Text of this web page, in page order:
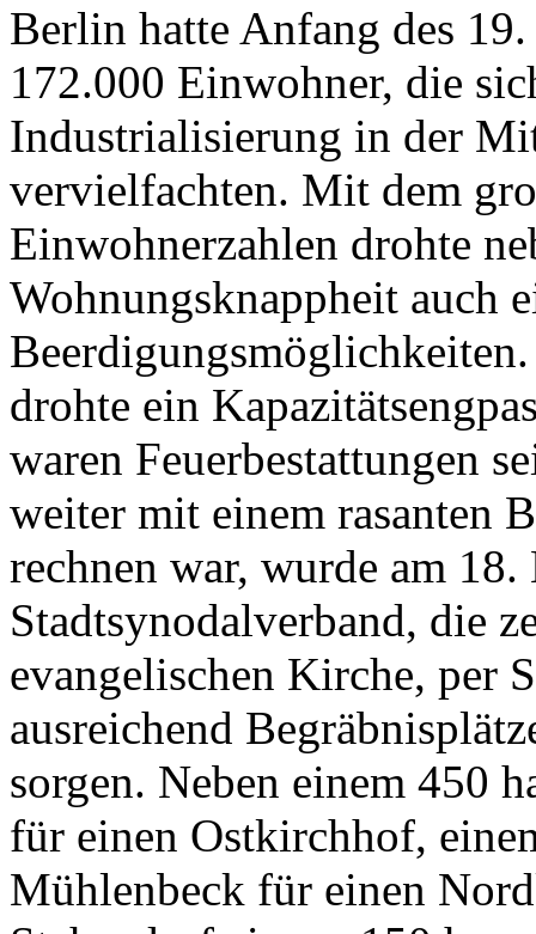
Berlin hatte Anfang des
172.000 Einwohner, die
Industrialisierung in der
vervielfachten. Mit dem
Einwohnerzahlen drohte
Wohnungsknappheit auch
drohte ein
waren Feuerbestattungen
weiter mit einem rasanten
rechnen war, wurde am
Stadtsynodalverband, die
evangelischen Kirche, per
ausreichend
sorgen. Neben einem 450
für einen Ostkirchhof,
Mühlenbeck für einen